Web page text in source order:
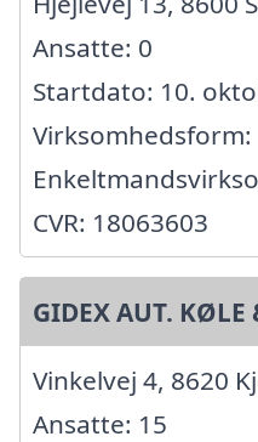
Ansatte: 0
Startdato: 10.
Virksomhedsform:
CVR: 18063603
GIDEX AUT. KØLE
Vinkelvej 4, 8620
Ansatte: 15